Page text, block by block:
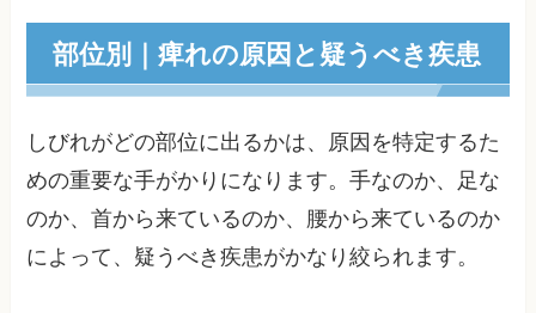
部位別｜痺れの原因と疑うべき疾患
しびれがどの部位に出るかは、原因を特定するた
めの重要な手がかりになります。手なのか、足な
のか、首から来ているのか、腰から来ているのか
によって、疑うべき疾患がかなり絞られます。